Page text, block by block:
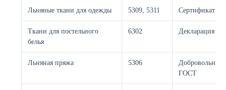
Льняные ткани для одежды 5309, 5311 Сертификат
Ткани для постельного
белья
6302 Декларация
Льняная пряжа 5306
Добровольный
ГОСТ